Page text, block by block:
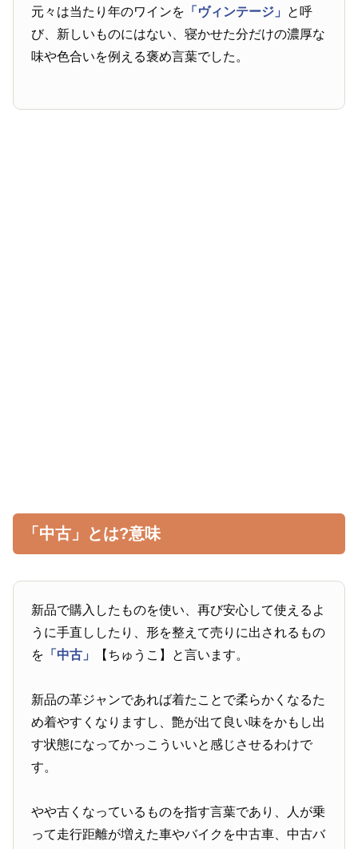
元々は当たり年のワインを 「ヴィンテージ」 と呼
び、新しいものにはない、寝かせた分だけの濃厚な
味や色合いを例える褒め言葉でした。
「中古」とは?意味
新品で購入したものを使い、再び安心して使えるよ
うに手直ししたり、形を整えて売りに出されるもの
を 「中古」 【ちゅうこ】と言います。
新品の革ジャンであれば着たことで柔らかくなるた
め着やすくなりますし、艶が出て良い味をかもし出
す状態になってかっこういいと感じさせるわけで
す。
やや古くなっているものを指す言葉であり、人が乗
って走行距離が増えた車やバイクを中古車、中古バ